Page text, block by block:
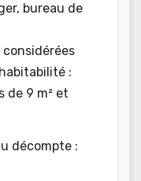
bureau de
considérées
:
de 9 m² et
décompte :